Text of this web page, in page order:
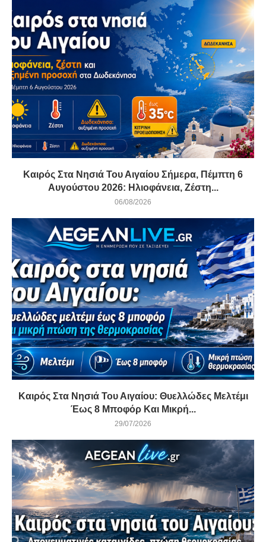
Καιρός Στα Νησιά Του Αιγαίου Σήμερα, Πέμπτη 6
Αυγούστου 2026: Ηλιοφάνεια, Ζέστη...
06/08/2026
Καιρός Στα Νησιά Του Αιγαίου: Θυελλώδες Μελτέμι
Έως 8 Μποφόρ Και Μικρή...
29/07/2026